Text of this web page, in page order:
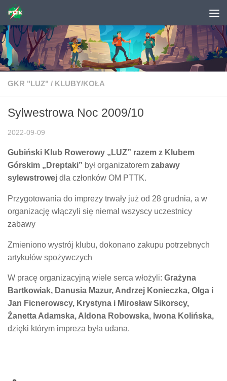
Skip to content
GKR "LUZ" / KLUBY/KOŁA
Sylwestrowa Noc 2009/10
2022-09-09
Gubiński Klub Rowerowy „LUZ” razem z Klubem
Górskim „Dreptaki” był organizatorem zabawy
sylewstrowej dla członków OM PTTK.
Przygotowania do imprezy trwały już od 28 grudnia, a w
organizację włączyli się niemal wszyscy uczestnicy
zabawy
Zmieniono wystrój klubu, dokonano zakupu potrzebnych
artykułów spożywczych
W pracę organizacyjną wiele serca włożyli: Grażyna
Bartkowiak, Danusia Mazur, Andrzej Konieczka, Olga i
Jan Ficnerowscy, Krystyna i Mirosław Sikorscy,
Żanetta Adamska, Aldona Robowska, Iwona Kolińska,
dzięki którym impreza była udana.